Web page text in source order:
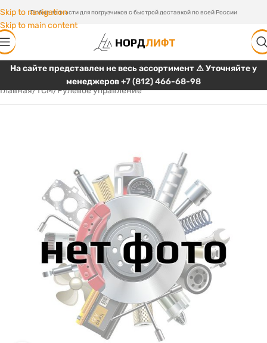
Skip to navigation
Skip to main content
Любые запчасти для погрузчиков с быстрой доставкой по всей России
На сайте представлен не весь ассортимент ⚠️ Уточняйте у
менеджеров+7 (812) 466-68-98
Главная/TCM/Рулевое управление